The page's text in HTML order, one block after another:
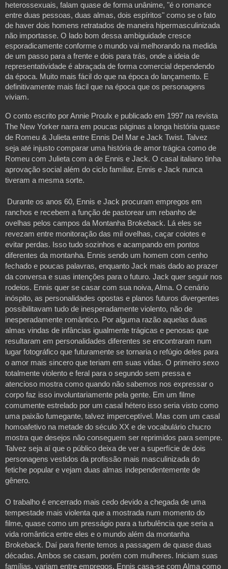
heterossexuais, falam quase de forma unânime, "é o romance
entre duas pessoas, duas almas, dois espíritos" como se o fato
de haver dois homens retratados de maneira hipermasculinizada
não importasse. O lado bom dessa ambiguidade cresce
esporadicamente conforme o mundo vai melhorando na medida
de um passo para a frente e dois para trás, onde a ideia de
representatividade é abraçada de forma comercial dependendo
da época. Muito mais fácil do que na época do lançamento. E
definitivamente mais fácil que na época que os personagens
viviam.
O conto escrito por Annie Proulx e publicado em 1997 na revista
The New Yorker narra em poucas páginas a longa história quase
de Romeu & Julieta entre Ennis Del Mar e Jack Twist. Talvez
seja até injusto comparar uma história de amor trágica como de
Romeu com Julieta com a de Ennis e Jack. O casal italiano tinha
aprovação social além do ciclo familiar. Ennis e Jack nunca
tiveram a mesma sorte.
Durante os anos 60, Ennis e Jack procuram empregos em
ranchos e recebem a função de pastorear um rebanho de
ovelhas pelos campos da Montanha Brokeback. Lá eles se
revezam entre monitoração das mil ovelhas, caçar coiotes e
evitar perdas. Isso tudo sozinhos e acampando em pontos
diferentes da montanha. Ennis sendo um homem com cenho
fechado e poucas palavras, enquanto Jack mais dado ao prazer
da conversa e suas intenções para o futuro. Jack quer seguir nos
rodeios. Ennis quer se casar com sua noiva, Alma. O cenário
inóspito, as personalidades opostas e planos futuros divergentes
possibilitavam tudo de inesperadamente violento, não de
inesperadamente romântico. Por alguma razão aquelas duas
almas vindas de infâncias igualmente trágicas e penosas que
resultaram em personalidades diferentes se encontraram num
lugar fotográfico que futuramente se tornaria o refúgio deles para
o amor mais sincero que teriam em suas vidas. O primeiro sexo
totalmente violento e feral para o segundo sem pressa e
atencioso mostra como quando não sabemos nos expressar o
corpo faz isso involuntariamente pela gente. Em um filme
comumente estrelado por um casal hétero isso seria visto como
uma paixão fumegante, talvez imperceptível. Mas com um casal
homoafetivo na metade do século XX e de vocabulário chucro
mostra que desejos não conseguem ser reprimidos para sempre.
Talvez seja aí que o público deixa de ver a superfície de dois
personagens vestidos da profissão mais masculinizada do
fetiche popular e vejam duas almas independentemente de
gênero.
O trabalho é encerrado mais cedo devido a chegada de uma
tempestade mais violenta que a mostrada num momento do
filme, quase como um presságio para a turbulência que seria a
vida romântica entre eles e o mundo além da montanha
Brokeback. Daí para frente temos a passagem de quase duas
décadas. Ambos se casam, porém com mulheres. Iniciam suas
famílias, variam entre empregos. Ennis casa-se com Alma como